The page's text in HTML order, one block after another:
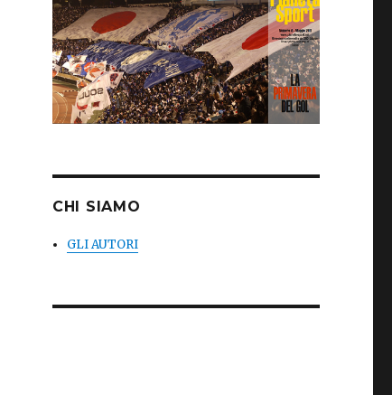
CHI SIAMO
GLI AUTORI